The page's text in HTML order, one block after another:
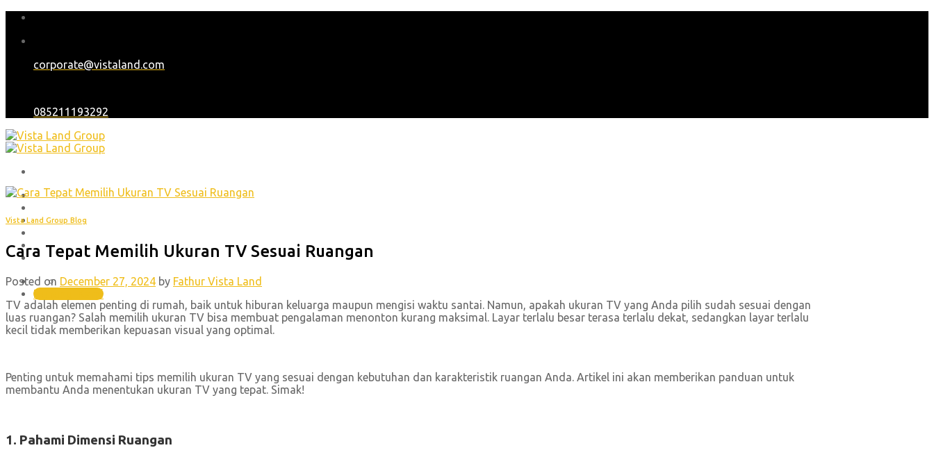
Skip
content
corporate@vistaland.com
085211193292
Home
Proyek
Karir
Hubungi Kami
(021) 30448551 , (021) 45850701
Hubungi Kami
Vista Land Group Blog
Cara Tepat Memilih Ukuran TV Sesuai Ruangan
Posted on December 27, 2024 by Fathur Vista Land
TV adalah elemen penting di rumah, baik untuk hiburan keluarga maupun mengisi waktu santai. Namun, apakah ukuran TV yang Anda pilih sudah sesuai dengan
luas ruangan? Salah memilih ukuran TV bisa membuat pengalaman menonton kurang maksimal. Layar terlalu besar terasa terlalu dekat, sedangkan layar terlalu
kecil tidak memberikan kepuasan visual yang optimal.
Penting untuk memahami tips memilih ukuran TV yang sesuai dengan kebutuhan dan karakteristik ruangan Anda. Artikel ini akan memberikan panduan untuk
membantu Anda menentukan ukuran TV yang tepat. Simak!
1. Pahami Dimensi Ruangan